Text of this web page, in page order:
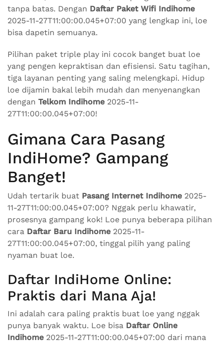
tanpa batas. Dengan Daftar Paket Wifi Indihome
2025-11-27T11:00:00.045+07:00 yang lengkap ini, loe
bisa dapetin semuanya.
Pilihan paket triple play ini cocok banget buat loe
yang pengen kepraktisan dan efisiensi. Satu tagihan,
tiga layanan penting yang saling melengkapi. Hidup
loe dijamin bakal lebih mudah dan menyenangkan
dengan Telkom Indihome 2025-11-
27T11:00:00.045+07:00!
Gimana Cara Pasang
IndiHome? Gampang
Banget!
Udah tertarik buat Pasang Internet Indihome 2025-
11-27T11:00:00.045+07:00? Nggak perlu khawatir,
prosesnya gampang kok! Loe punya beberapa pilihan
cara Daftar Baru Indihome 2025-11-
27T11:00:00.045+07:00, tinggal pilih yang paling
nyaman buat loe.
Daftar IndiHome Online:
Praktis dari Mana Aja!
Ini adalah cara paling praktis buat loe yang nggak
punya banyak waktu. Loe bisa Daftar Online
Indihome 2025-11-27T11:00:00.045+07:00 dari mana